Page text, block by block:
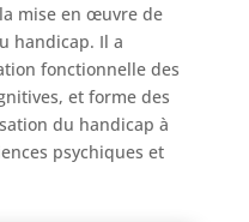
mise en œuvre de
handicap. Il a
fonctionnelle des
et forme des
du handicap à
psychiques et